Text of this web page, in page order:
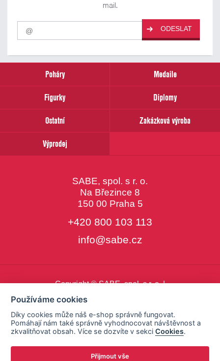
mail.
Pro
odběr
našich
email
ODESLAT
Poháry
Medaile
Figurky
Diplomy
Ostatní
Zakázková výroba
Výprodej
SABE, spol. s r. o.
Na Březince 8
150 00 Praha 5
+420 800 103 113
info@sabe.cz
Copyright © SABE, spol. s r. o. |
Používáme cookies
Díky cookies může náš e-shop správně fungovat.
Pomáhají nám také správně vyhodnocovat návštěvnost a
zkvalitňovat obsah. Více se dozvíte v sekciCookies.
Přijmout vše